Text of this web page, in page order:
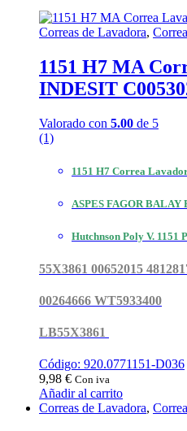
Correas de Lavadora,
1151 H7 MA
INDESIT
Valorado con 5.00 de 5
(1)
1151 H7 Correa
ASPES FAGOR
Hutchnson Poly V. 1151
55X3861 00652015
00264666 WT5933400
LB55X3861
Código: 920.0771151-D036
9,98 € Con iva
Añadir al carrito
Correas de Lavadora,